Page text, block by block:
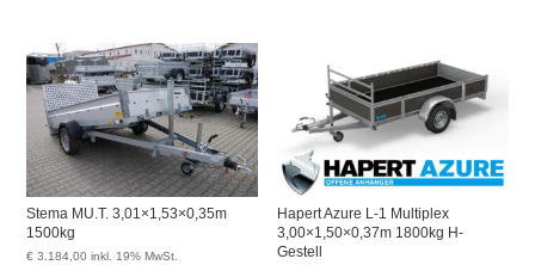
Stema MU.T. 3,01×1,53×0,35m
1500kg
€ 3.184,00 inkl. 19% MwSt.
Hapert Azure L-1 Multiplex
3,00×1,50×0,37m 1800kg H-
Gestell